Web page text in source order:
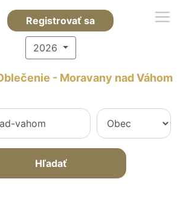
Registrovať sa
2026
- Moravany nad Váhom
Hľadať